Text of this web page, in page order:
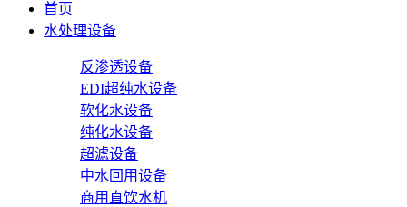
首页
水处理设备
反渗透设备
EDI超纯水设备
软化水设备
纯化水设备
超滤设备
中水回用设备
商用直饮水机